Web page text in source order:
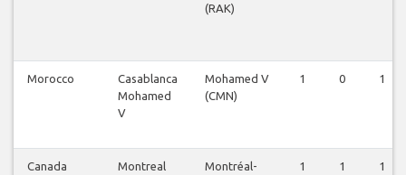
(RAK)
Morocco
Casablanca
Mohamed
V
Mohamed V
(CMN)
1 0 1
Canada
Montreal
Montréal-
1 1 1